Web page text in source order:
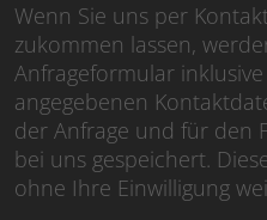
Wenn Sie uns per
zukommen lassen,
Anfrageformular
angegebenen
der Anfrage und für den
bei uns gespeichert.
ohne Ihre Einwilligung